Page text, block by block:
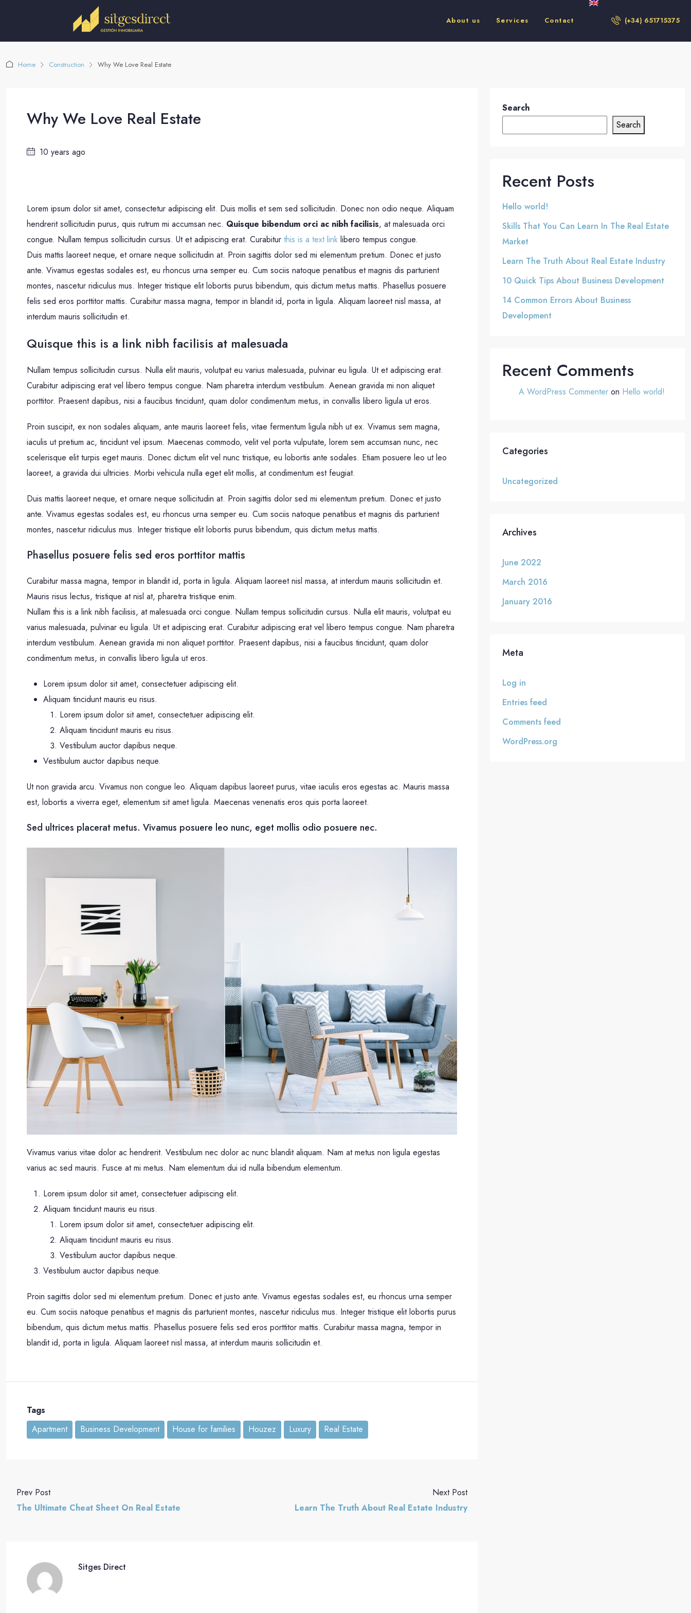
About us Services Contact (+34) 651715375
Home Construction Why We Love Real Estate
Why We Love Real Estate
10 years ago
Lorem ipsum dolor sit amet, consectetur adipiscing elit. Duis mollis et sem sed sollicitudin. Donec non odio neque. Aliquam
hendrerit sollicitudin purus, quis rutrum mi accumsan nec. Quisque bibendum orci ac nibh facilisis, at malesuada orci
congue. Nullam tempus sollicitudin cursus. Ut et adipiscing erat. Curabitur this is a text link libero tempus congue.
Duis mattis laoreet neque, et ornare neque sollicitudin at. Proin sagittis dolor sed mi elementum pretium. Donec et justo
ante. Vivamus egestas sodales est, eu rhoncus urna semper eu. Cum sociis natoque penatibus et magnis dis parturient
montes, nascetur ridiculus mus. Integer tristique elit lobortis purus bibendum, quis dictum metus mattis. Phasellus posuere
felis sed eros porttitor mattis. Curabitur massa magna, tempor in blandit id, porta in ligula. Aliquam laoreet nisl massa, at
interdum mauris sollicitudin et.
Quisque this is a link nibh facilisis at malesuada
Nullam tempus sollicitudin cursus. Nulla elit mauris, volutpat eu varius malesuada, pulvinar eu ligula. Ut et adipiscing erat.
Curabitur adipiscing erat vel libero tempus congue. Nam pharetra interdum vestibulum. Aenean gravida mi non aliquet
porttitor. Praesent dapibus, nisi a faucibus tincidunt, quam dolor condimentum metus, in convallis libero ligula ut eros.
Proin suscipit, ex non sodales aliquam, ante mauris laoreet felis, vitae fermentum ligula nibh ut ex. Vivamus sem magna,
iaculis ut pretium ac, tincidunt vel ipsum. Maecenas commodo, velit vel porta vulputate, lorem sem accumsan nunc, nec
scelerisque elit turpis eget mauris. Donec dictum elit vel nunc tristique, eu lobortis ante sodales. Etiam posuere leo ut leo
laoreet, a gravida dui ultricies. Morbi vehicula nulla eget elit mollis, at condimentum est feugiat.
Duis mattis laoreet neque, et ornare neque sollicitudin at. Proin sagittis dolor sed mi elementum pretium. Donec et justo
ante. Vivamus egestas sodales est, eu rhoncus urna semper eu. Cum sociis natoque penatibus et magnis dis parturient
montes, nascetur ridiculus mus. Integer tristique elit lobortis purus bibendum, quis dictum metus mattis.
Phasellus posuere felis sed eros porttitor mattis
Curabitur massa magna, tempor in blandit id, porta in ligula. Aliquam laoreet nisl massa, at interdum mauris sollicitudin et.
Mauris risus lectus, tristique at nisl at, pharetra tristique enim.
Nullam this is a link nibh facilisis, at malesuada orci congue. Nullam tempus sollicitudin cursus. Nulla elit mauris, volutpat eu
varius malesuada, pulvinar eu ligula. Ut et adipiscing erat. Curabitur adipiscing erat vel libero tempus congue. Nam pharetra
interdum vestibulum. Aenean gravida mi non aliquet porttitor. Praesent dapibus, nisi a faucibus tincidunt, quam dolor
condimentum metus, in convallis libero ligula ut eros.
Lorem ipsum dolor sit amet, consectetuer adipiscing elit.
Aliquam tincidunt mauris eu risus.
Lorem ipsum dolor sit amet, consectetuer adipiscing elit.
Aliquam tincidunt mauris eu risus.
Vestibulum auctor dapibus neque.
Vestibulum auctor dapibus neque.
Ut non gravida arcu. Vivamus non congue leo. Aliquam dapibus laoreet purus, vitae iaculis eros egestas ac. Mauris massa
est, lobortis a viverra eget, elementum sit amet ligula. Maecenas venenatis eros quis porta laoreet.
Sed ultrices placerat metus. Vivamus posuere leo nunc, eget mollis odio posuere nec.
Vivamus varius vitae dolor ac hendrerit. Vestibulum nec dolor ac nunc blandit aliquam. Nam at metus non ligula egestas
varius ac sed mauris. Fusce at mi metus. Nam elementum dui id nulla bibendum elementum.
Lorem ipsum dolor sit amet, consectetuer adipiscing elit.
Aliquam tincidunt mauris eu risus.
Lorem ipsum dolor sit amet, consectetuer adipiscing elit.
Aliquam tincidunt mauris eu risus.
Vestibulum auctor dapibus neque.
Vestibulum auctor dapibus neque.
Proin sagittis dolor sed mi elementum pretium. Donec et justo ante. Vivamus egestas sodales est, eu rhoncus urna semper
eu. Cum sociis natoque penatibus et magnis dis parturient montes, nascetur ridiculus mus. Integer tristique elit lobortis purus
bibendum, quis dictum metus mattis. Phasellus posuere felis sed eros porttitor mattis. Curabitur massa magna, tempor in
blandit id, porta in ligula. Aliquam laoreet nisl massa, at interdum mauris sollicitudin et.
Tags
Apartment
Business Development House for families Houzez Luxury Real Estate
Prev Post
The Ultimate Cheat Sheet On Real Estate
Next Post
Learn The Truth About Real Estate Industry
Sitges Direct
Search
Search
Recent Posts
Hello world!
Skills That You Can Learn In The Real Estate
Market
Learn The Truth About Real Estate Industry
10 Quick Tips About Business Development
14 Common Errors About Business
Development
Recent Comments
A WordPress Commenteron Hello world!
Categories
Uncategorized
Archives
June 2022
March 2016
January 2016
Meta
Log in
Entries feed
Comments feed
WordPress.org